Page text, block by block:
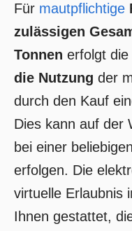
Für mautpflichtige
zulässigen
Tonnen erfolgt
die Nutzung der
durch den Kauf
Dies kann auf der
bei einer
erfolgen. Die
virtuelle Erlaubnis
Ihnen gestattet,